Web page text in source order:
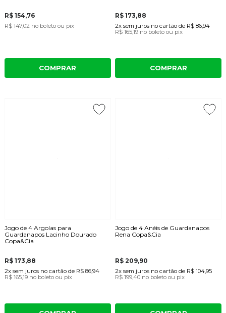
R$ 154,76
R$ 147,02 no boleto ou pix
COMPRAR
R$ 173,88
2x sem juros no cartão de R$ 86,94
R$ 165,19 no boleto ou pix
COMPRAR
Jogo de 4 Argolas para
Guardanapos Lacinho Dourado
Copa&Cia
R$ 173,88
2x sem juros no cartãode R$ 86,94
R$ 165,19 no boleto ou pix
Jogo de 4 Anéis de Guardanapos
Rena Copa&Cia
R$ 209,90
2x sem juros no cartão de R$ 104,95
R$ 199,40 no boleto ou pix